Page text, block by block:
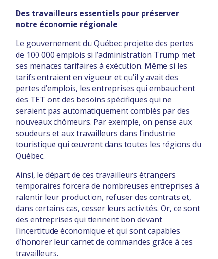
Des travailleurs essentiels pour préserver
notre économie régionale
Le gouvernement du Québec projette des pertes
de 100 000 emplois si l’administration Trump met
ses menaces tarifaires à exécution. Même si les
tarifs entraient en vigueur et qu’il y avait des
pertes d’emplois, les entreprises qui embauchent
des TET ont des besoins spécifiques qui ne
seraient pas automatiquement comblés par des
nouveaux chômeurs. Par exemple, on pense aux
soudeurs et aux travailleurs dans l’industrie
touristique qui œuvrent dans toutes les régions du
Québec.
Ainsi, le départ de ces travailleurs étrangers
temporaires forcera de nombreuses entreprises à
ralentir leur production, refuser des contrats et,
dans certains cas, cesser leurs activités. Or, ce sont
des entreprises qui tiennent bon devant
l’incertitude économique et qui sont capables
d’honorer leur carnet de commandes grâce à ces
travailleurs.